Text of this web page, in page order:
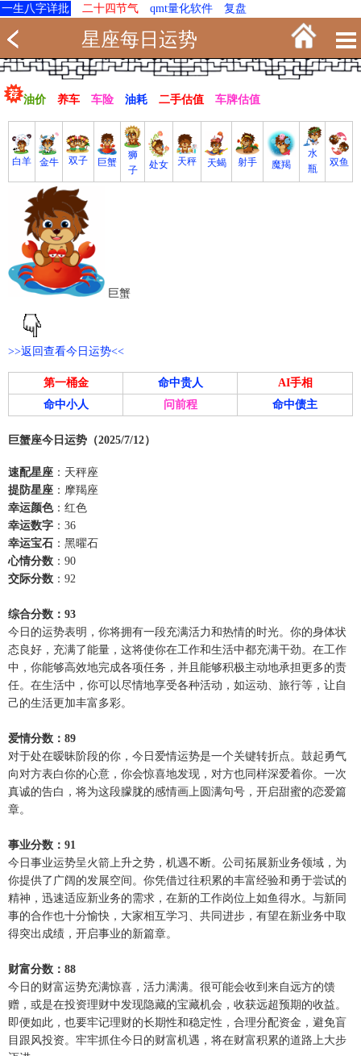
一生八字详批 二十四节气 qmt量化软件 复盘
星座每日运势
油价 养车 车险 油耗 二手估值 车牌估值
白羊 金牛 双子 巨蟹
狮
子
处女 天秤 天蝎 射手 魔羯
水
瓶
双鱼
巨蟹
>>返回查看今日运势<<
第一桶金 命中贵人
AI手相
命中小人
问前程 命中债主
巨蟹座今日运势（2025/7/12）
速配星座 ：天秤座
提防星座 ：摩羯座
幸运颜色：红色
幸运数字 ：36
幸运宝石 ：黑曜石
心情分数 ：90
交际分数 ：92
综合分数：93
今日的运势表明，你将拥有一段充满活力和热情的时光。你的身体状
态良好，充满了能量，这将使你在工作和生活中都充满干劲。在工作
中，你能够高效地完成各项任务，并且能够积极主动地承担更多的责
任。在生活中，你可以尽情地享受各种活动，如运动、旅行等，让自
己的生活更加丰富多彩。
爱情分数：89
对于处在暧昧阶段的你，今日爱情运势是一个关键转折点。鼓起勇气
向对方表白你的心意，你会惊喜地发现，对方也同样深爱着你。一次
真诚的告白，将为这段朦胧的感情画上圆满句号，开启甜蜜的恋爱篇
章。
事业分数：91
今日事业运势呈火箭上升之势，机遇不断。公司拓展新业务领域，为
你提供了广阔的发展空间。你凭借过往积累的丰富经验和勇于尝试的
精神，迅速适应新业务的需求，在新的工作岗位上如鱼得水。与新同
事的合作也十分愉快，大家相互学习、共同进步，有望在新业务中取
得突出成绩，开启事业的新篇章。
财富分数：88
今日的财富运势充满惊喜，活力满满。很可能会收到来自远方的馈
赠，或是在投资理财中发现隐藏的宝藏机会，收获远超预期的收益。
即便如此，也要牢记理财的长期性和稳定性，合理分配资金，避免盲
目跟风投资。牢牢抓住今日的财富机遇，将在财富积累的道路上大步